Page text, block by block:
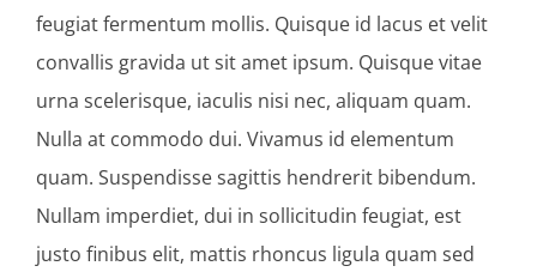
feugiat fermentum mollis. Quisque id lacus et velit
convallis gravida ut sit amet ipsum. Quisque vitae
urna scelerisque, iaculis nisi nec, aliquam quam.
Nulla at commodo dui. Vivamus id elementum
quam. Suspendisse sagittis hendrerit bibendum.
Nullam imperdiet, dui in sollicitudin feugiat, est
justo finibus elit, mattis rhoncus ligula quam sed